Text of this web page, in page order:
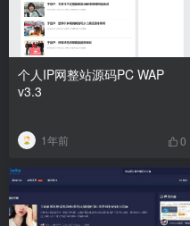
个人IP网整站源码PC WAP
v3.3
1年前 0